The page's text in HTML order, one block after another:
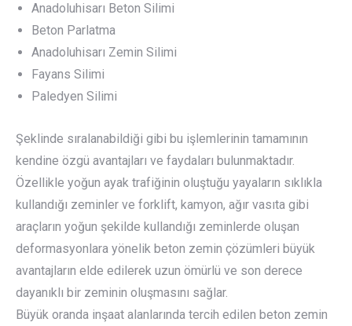
Anadoluhisarı Beton Silimi
Beton Parlatma
Anadoluhisarı Zemin Silimi
Fayans Silimi
Paledyen Silimi
Şeklinde sıralanabildiği gibi bu işlemlerinin tamamının
kendine özgü avantajları ve faydaları bulunmaktadır.
Özellikle yoğun ayak trafiğinin oluştuğu yayaların sıklıkla
kullandığı zeminler ve forklift, kamyon, ağır vasıta gibi
araçların yoğun şekilde kullandığı zeminlerde oluşan
deformasyonlara yönelik beton zemin çözümleri büyük
avantajların elde edilerek uzun ömürlü ve son derece
dayanıklı bir zeminin oluşmasını sağlar.
Büyük oranda inşaat alanlarında tercih edilen beton zemin